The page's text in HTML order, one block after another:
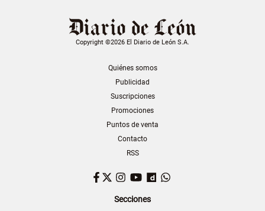
Copyright ©2026 El Diario de León S.A.
Quiénes somos
Publicidad
Suscripciones
Promociones
Puntos de venta
Contacto
RSS
Facebook
TwitterInstagram
YouTubeDailymotion
Secciones